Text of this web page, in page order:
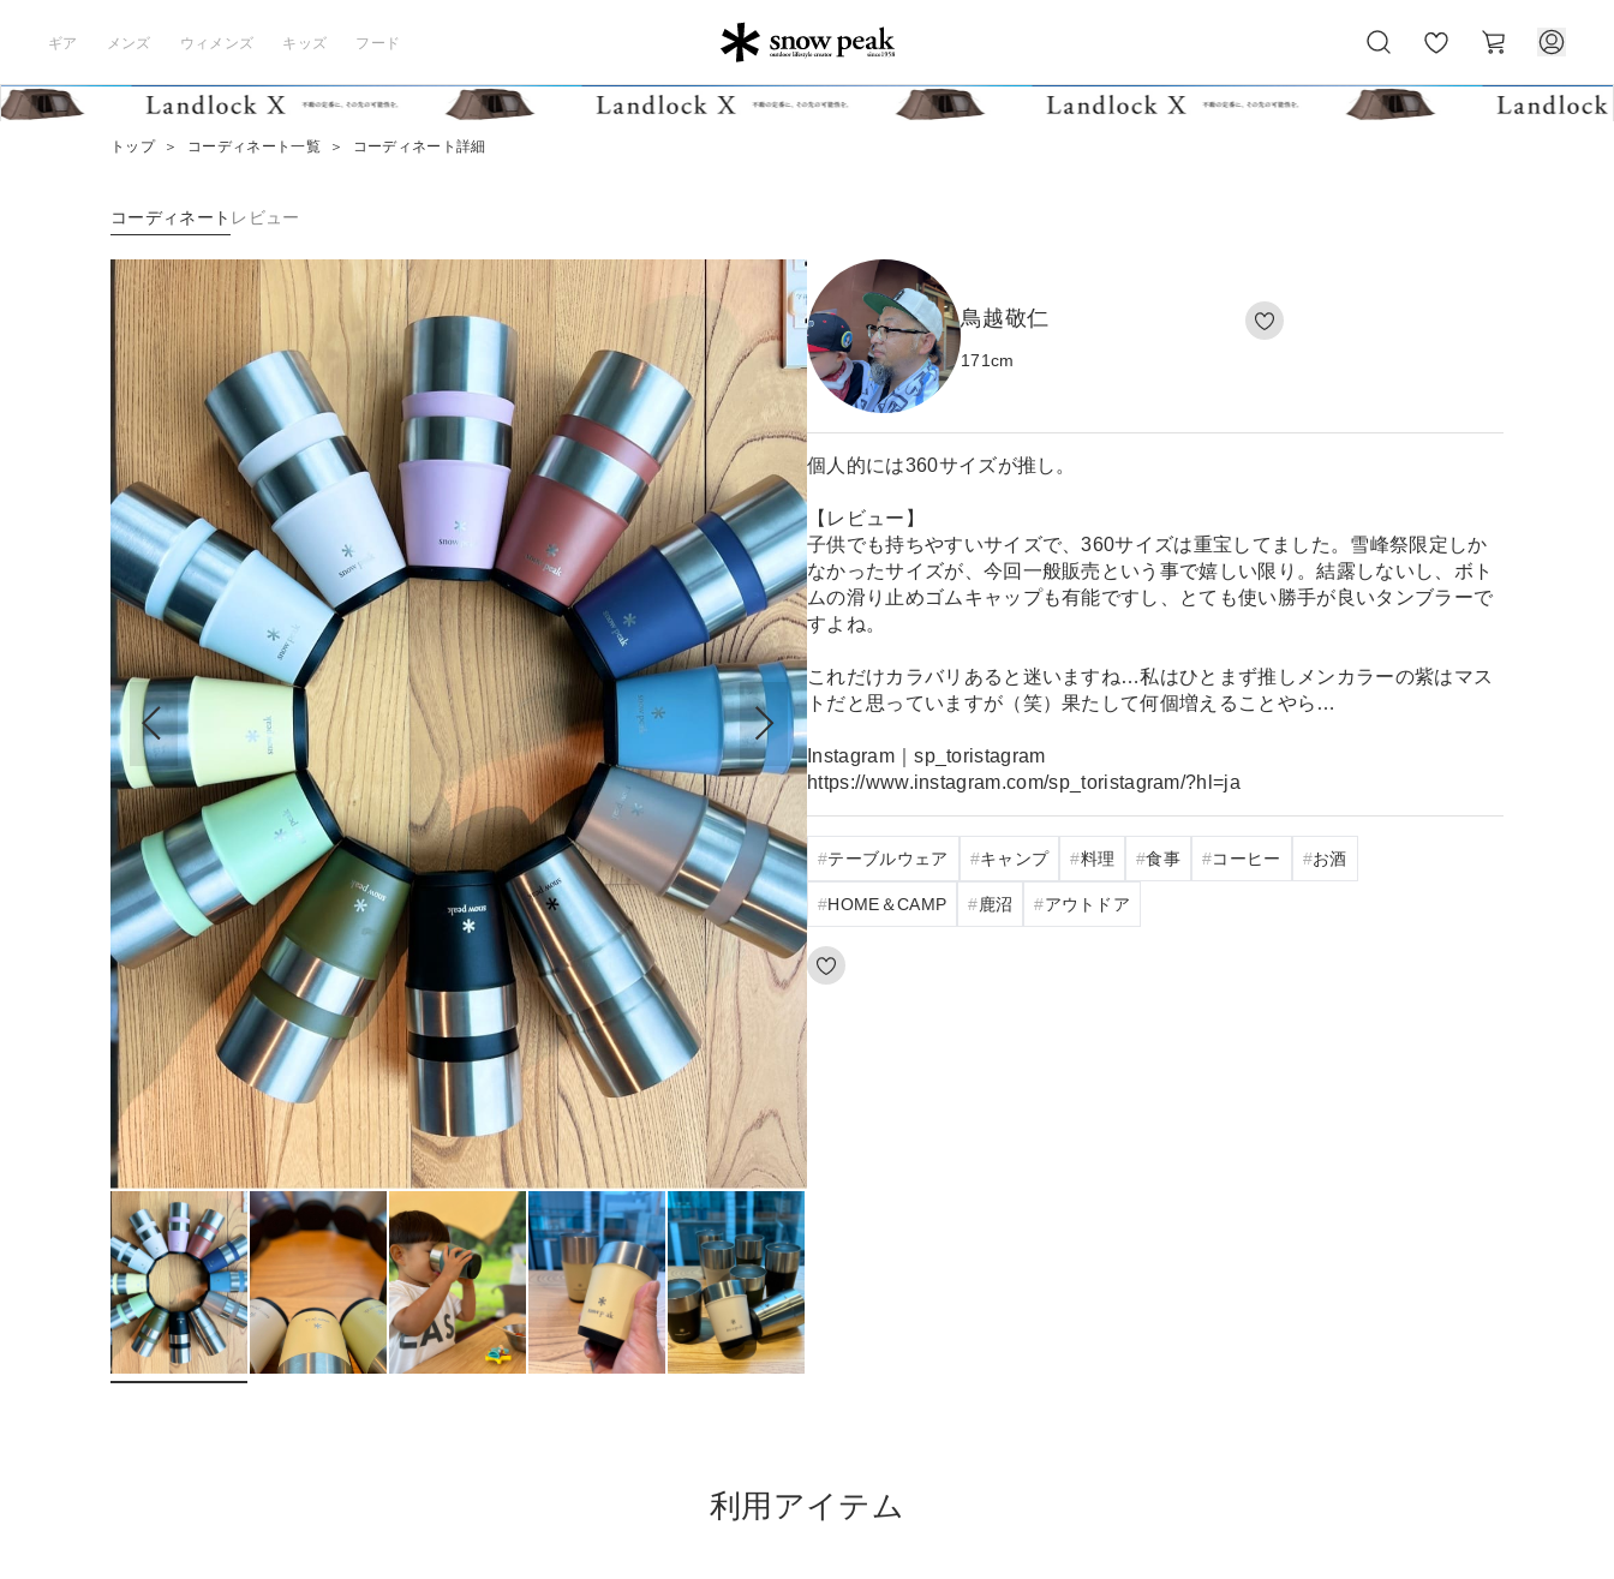
ギア メンズ ウィメンズ キッズ フード
気
に
ー
ト
トップ ＞ コーディネート一覧 ＞ コーディネート詳細
コーディネート レビュー
鳥越敬仁
171cm
個人的には360サイズが推し。
【レビュー】
子供でも持ちやすいサイズで、360サイズは重宝してました。雪峰祭限定しか
なかったサイズが、今回一般販売という事で嬉しい限り。結露しないし、ボト
ムの滑り止めゴムキャップも有能ですし、とても使い勝手が良いタンブラーで
すよね。
これだけカラバリあると迷いますね…私はひとまず推しメンカラーの紫はマス
トだと思っていますが（笑）果たして何個増えることやら…
Instagram｜sp_toristagram
https://www.instagram.com/sp_toristagram/?hl=ja
テーブルウェア キャンプ 料理 食事 コーヒー お酒
HOME＆CAMP 鹿沼 アウトドア
利用アイテム